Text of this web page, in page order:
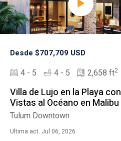
Desde $707,709 USD
4 - 5 4 - 5 2,658 ft2
Villa de Lujo en la Playa con
Vistas al Océano en Malibu
Tulum Downtown
Ultima act. Jul 06, 2026